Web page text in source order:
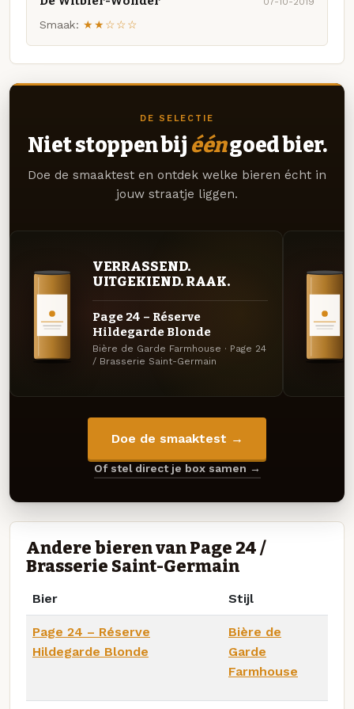
Smaak: ★★☆☆☆
DE SELECTIE
Niet stoppen bij ééngoed bier.
Doe de smaaktest en ontdek welke bieren écht in
jouw straatje liggen.
VERRASSEND.
UITGEKIEND. RAAK.
Page 24 – Réserve
Hildegarde Blonde
Bière de Garde Farmhouse · Page 24
/ Brasserie Saint-Germain
Doe de smaaktest →
Of stel direct je box samen →
Andere bieren van Page 24 /
Brasserie Saint-Germain
Bier Stijl
Page 24 – Réserve
Hildegarde Blonde
Bière de
Garde
Farmhouse